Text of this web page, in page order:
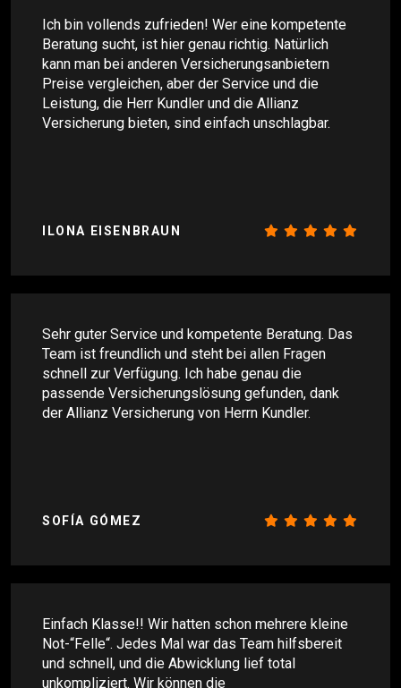
Ich bin vollends zufrieden! Wer eine kompetente
Beratung sucht, ist hier genau richtig. Natürlich
kann man bei anderen Versicherungsanbietern
Preise vergleichen, aber der Service und die
Leistung, die Herr Kundler und die Allianz
Versicherung bieten, sind einfach unschlagbar.
ILONA EISENBRAUN
Sehr guter Service und kompetente Beratung. Das
Team ist freundlich und steht bei allen Fragen
schnell zur Verfügung. Ich habe genau die
passende Versicherungslösung gefunden, dank
der Allianz Versicherung von Herrn Kundler.
SOFÍA GÓMEZ
Einfach Klasse!! Wir hatten schon mehrere kleine
Not-“Felle“. Jedes Mal war das Team hilfsbereit
und schnell, und die Abwicklung lief total
unkompliziert. Wir können die